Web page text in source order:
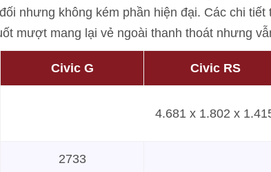
nhưng không kém phần hiện đại. Các chi
mượt mang lại vẻ ngoài thanh thoát nhưng
Civic G Civic RS
4.681 x 1.802 x
2733